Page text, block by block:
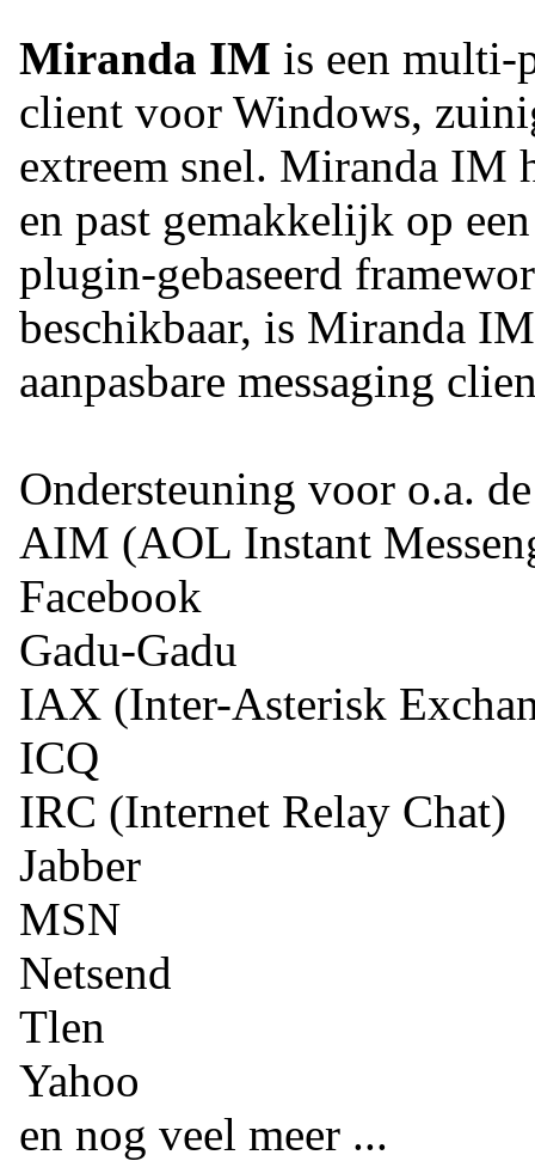
Miranda IM is een multi-
client voor Windows,
extreem snel. Miranda IM
en past gemakkelijk op
plugin-gebaseerd
beschikbaar, is Miranda
aanpasbare messaging
Ondersteuning voor o.a.
AIM (AOL Instant
Facebook
Gadu-Gadu
IAX (Inter-Asterisk
ICQ
IRC (Internet Relay Chat)
Jabber
MSN
Netsend
Tlen
Yahoo
en nog veel meer ...